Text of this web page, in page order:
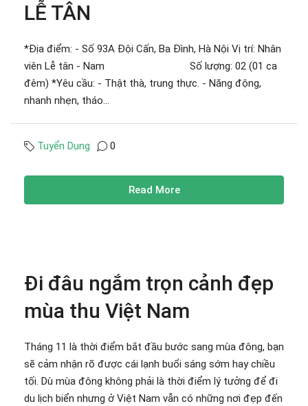
LỄ TÂN
*Địa điểm: - Số 93A Đội Cấn, Ba Đình, Hà Nội Vị trí: Nhân
viên Lễ tân - Nam Số lượng: 02 (01 ca
đêm) *Yêu cầu: - Thật thà, trung thực. - Năng động,
nhanh nhẹn, tháo...
Tuyển Dụng 0
Read More
Đi đâu ngắm trọn cảnh đẹp
mùa thu Việt Nam
Tháng 11 là thời điểm bắt đầu bước sang mùa đông, bạn
sẽ cảm nhận rõ được cái lạnh buổi sáng sớm hay chiều
tối. Dù mùa đông không phải là thời điểm lý tưởng để đi
du lịch biển nhưng ở Việt Nam vẫn có những nơi đẹp đến